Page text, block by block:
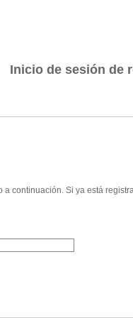
Inicio de sesión de
a continuación. Si ya está